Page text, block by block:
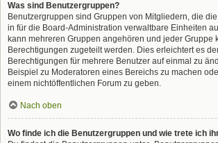
Was sind Benutzergruppen?
Benutzergruppen sind Gruppen von Mitgliedern, die
in für die Board-Administration verwaltbare Einheiten
kann mehreren Gruppen angehören und jeder Gruppe
Berechtigungen zugeteilt werden. Dies erleichtert es
Berechtigungen für mehrere Benutzer auf einmal zu
Beispiel zu Moderatoren eines Bereichs zu machen
einem nichtöffentlichen Forum zu geben.
Nach oben
Wo finde ich die Benutzergruppen und wie trete ich